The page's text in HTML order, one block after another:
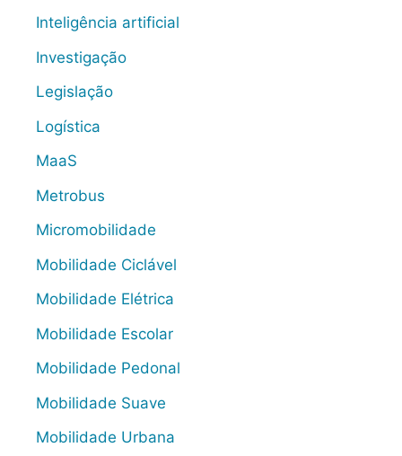
Inteligência artificial
Investigação
Legislação
Logística
MaaS
Metrobus
Micromobilidade
Mobilidade Ciclável
Mobilidade Elétrica
Mobilidade Escolar
Mobilidade Pedonal
Mobilidade Suave
Mobilidade Urbana